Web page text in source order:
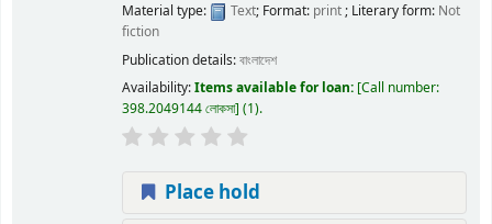
Material type:
Text; Format: print; Literary form: Not
fiction
Publication details:বাংলাদেশ
Availability:Items available for loan: Call number:
398.2049144 লোকসা (1).
Place hold